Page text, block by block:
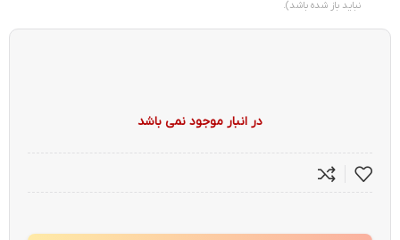
نباید باز شده باشد).
در انبار موجود نمی باشد